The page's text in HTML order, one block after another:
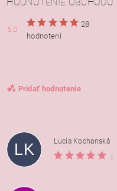
5,0
28
hodnotení
Pridať hodnotenie
LK
Lucia Kochanská
|